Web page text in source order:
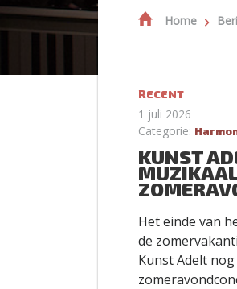
Home
RECENT
1 juli 2026
Categorie:
KUNST
Het einde van
de
Kunst Adelt